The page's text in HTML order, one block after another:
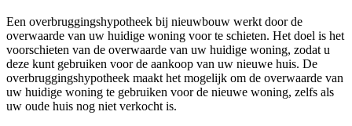
Een overbruggingshypotheek bij nieuwbouw werkt door de
overwaarde van uw huidige woning voor te schieten. Het doel is het
voorschieten van de overwaarde van uw huidige woning, zodat u
deze kunt gebruiken voor de aankoop van uw nieuwe huis. De
overbruggingshypotheek maakt het mogelijk om de overwaarde van
uw huidige woning te gebruiken voor de nieuwe woning, zelfs als
uw oude huis nog niet verkocht is.